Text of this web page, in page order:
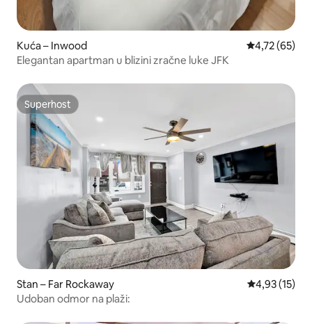
Kuća – Inwood Prosječna
4,72 (65)
Elegantan apartman u blizini zračne luke JFK
Superhost
Superhost
Stan – Far Rockaway Prosječna
4,93 (15)
Udoban odmor na plaži: